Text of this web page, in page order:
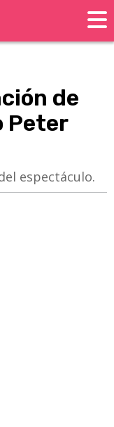
de
Peter
espectáculo.